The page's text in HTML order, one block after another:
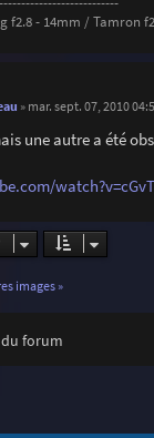
f2.8 - 14mm / Tamron
» mar. sept. 07, 2010
une autre a été
images »
forum